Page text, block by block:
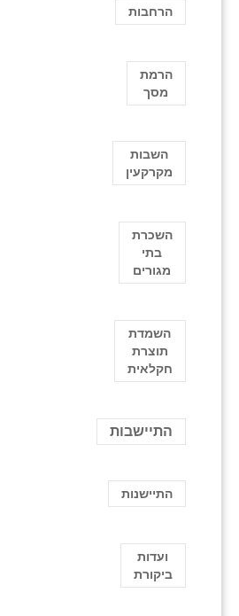
הרחבות
הרמת
מסך
השבות
מקרקעין
השכרת
בתי
מגורים
השמדת
תוצרת
חקלאית
התיישבות
התיישנות
ועדות
ביקורת